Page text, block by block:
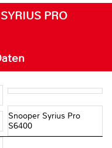
PRO
Snooper Syrius Pro
S6400